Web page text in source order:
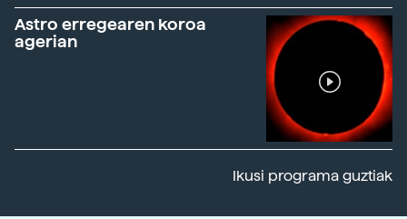
Astro erregearen koroa
agerian
Ikusi programa guztiak